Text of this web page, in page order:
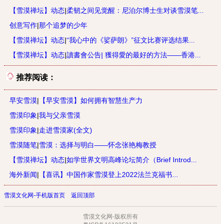
【雪漠禅坛】动态|柔韧之间见觉醒：尼泊尔博士生对谈雪漠笔...
创意写作|那个追梦的少年
【雪漠禅坛】动态|“我心中的《娑萨朗》”征文比赛评选结果...
【雪漠禅坛】动态|讀書會公告| 獲得愛的最好的方法——香港...
推荐阅读：
早安雪漠| 【早安雪漠】如何拥有智慧生产力
雪漠印象|我与父亲雪漠
雪漠印象|走进雪漠家(全文)
雪漠随笔|雪漠：选择与明白——怀念张艳梅教授
【雪漠禅坛】动态|如学世界文明高峰论坛简介（Brief Introd...
海外新闻| 【喜讯】中国作家雪漠登上2022法兰克福书...
雪漠文化网-手机版首页 返回顶部
雪漠文化网-版权所有